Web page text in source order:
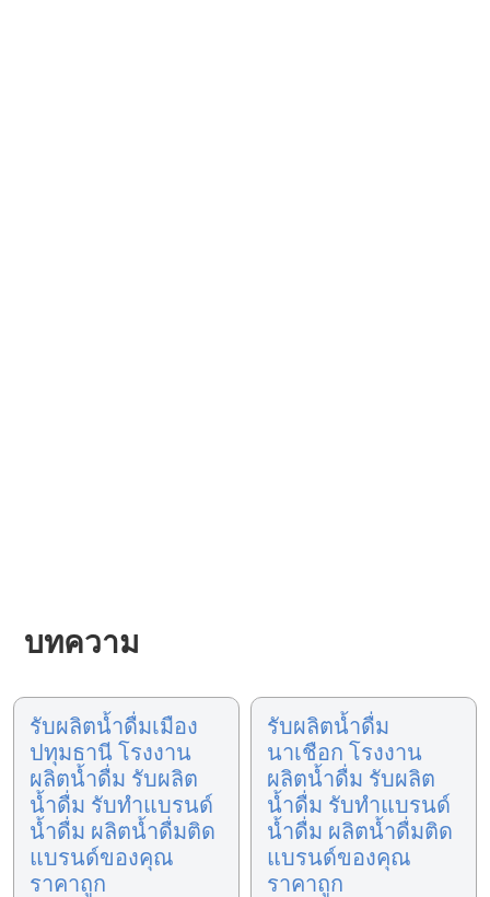
บทความ
รับผลิตน้ำดื่มเมือง
ปทุมธานี โรงงาน
ผลิตน้ำดื่ม รับผลิต
น้ำดื่ม รับทำแบรนด์
น้ำดื่ม ผลิตน้ำดื่มติด
แบรนด์ของคุณ
ราคาถูก
รับผลิตน้ำดื่ม
นาเชือก โรงงาน
ผลิตน้ำดื่ม รับผลิต
น้ำดื่ม รับทำแบรนด์
น้ำดื่ม ผลิตน้ำดื่มติด
แบรนด์ของคุณ
ราคาถูก